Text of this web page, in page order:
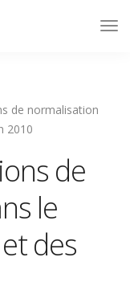
de normalisation
2010
de
le
des